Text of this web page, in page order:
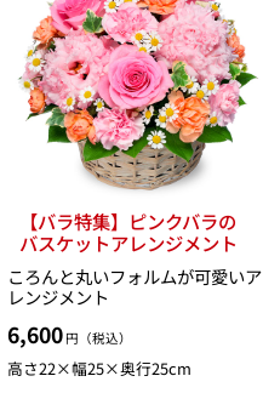
【バラ特集】ピンクバラの
バスケットアレンジメント
ころんと丸いフォルムが可愛いア
レンジメント
6,600 円（税込）
高さ22×幅25×奥行25cm